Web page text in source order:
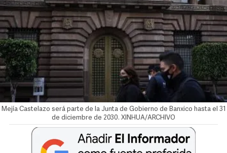
Mejía Castelazo será parte de la Junta de Gobierno de Banxico hasta el 31
de diciembre de 2030. XINHUA/ARCHIVO